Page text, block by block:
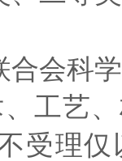
合会科
工艺
受理